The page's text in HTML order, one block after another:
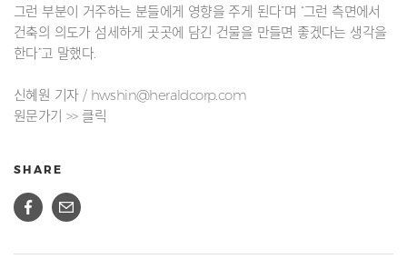
그런 부분이 거주하는 분들에게 영향을 주게 된다”며 “그런 측면에서
건축의 의도가 섬세하게 곳곳에 담긴 건물을 만들면 좋겠다는 생각을
한다”고 말했다.
신혜원 기자 / hwshin@heraldcorp.com
원문가기 >> 클릭
SHARE